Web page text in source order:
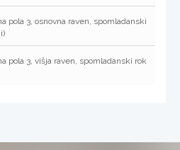
pola 3, osnovna raven, spomladanski
pola 3, višja raven, spomladanski rok